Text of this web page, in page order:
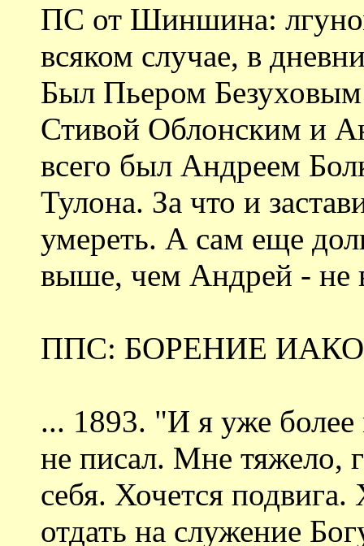
ПС от Шиншина:
всяком случае, в
Был Пьером
Стивой Облонским и
всего был Андреем
Тулона. За что и
умереть. А сам еще
выше, чем Андрей - не
ППС: БОРЕНИЕ
... 1893. "И я уже
не писал. Мне тяжело,
себя. Хочется
отдать на служение